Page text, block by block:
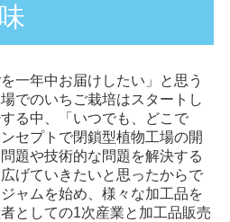
一年中お届けしたい」と思う
でのいちご栽培はスタートし
る中、「いつでも、どこで
セプトで閉鎖型植物工場の開
題や技術的な問題を解決する
げていきたいと思ったからで
ャムを始め、様々な加工品を
としての1次産業と加工品販売